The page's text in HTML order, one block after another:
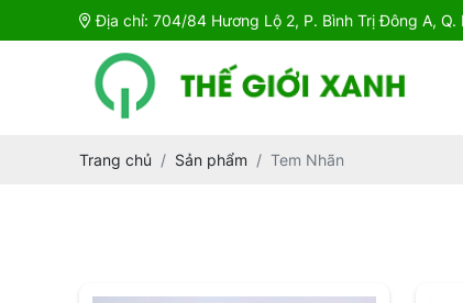
Địa chỉ: 704/84 Hương Lộ 2, P. Bình Trị Đông A, Q.
Trang chủ Sản phẩm Tem Nhãn